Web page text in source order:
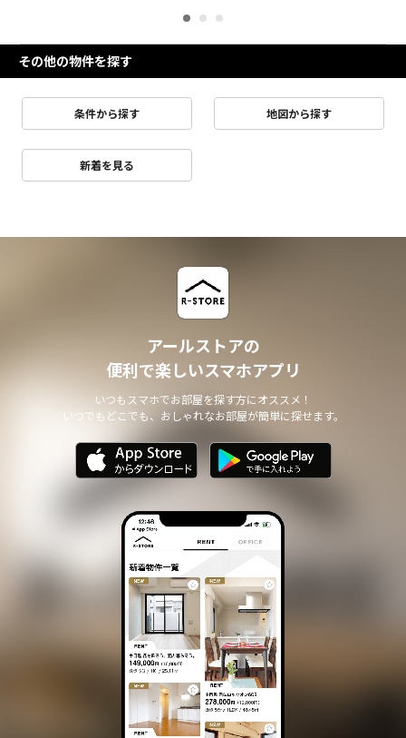
その他の物件を探す
条件から探す 地図から探す
新着を見る
アールストアの
便利で楽しいスマホアプリ
いつもスマホでお部屋を探す方にオススメ！
いつでもどこでも、おしゃれなお部屋が簡単に探せます。